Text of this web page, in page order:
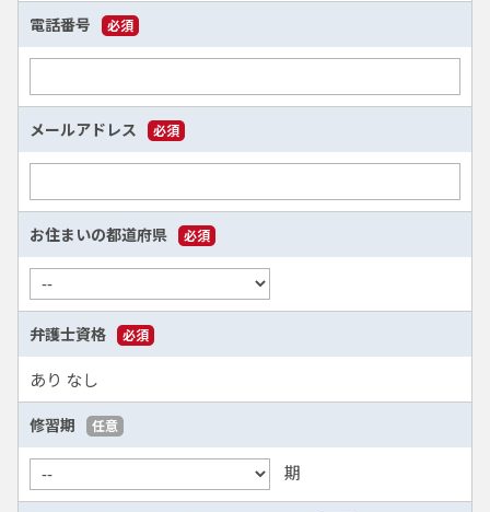
電話番号 必須
メールアドレス 必須
お住まいの都道府県 必須
弁護士資格 必須
あり なし
修習期 任意
期